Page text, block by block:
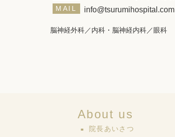
MAIL info@tsurumihospital.com
脳神経外科／内科・脳神経内科／眼科
About us
院長あいさつ